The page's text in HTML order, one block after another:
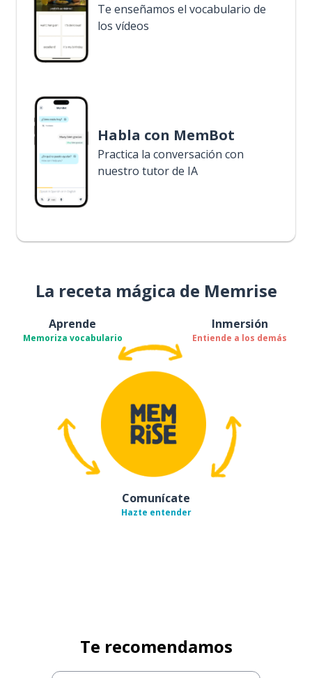
Te enseñamos el vocabulario de
los vídeos
Habla con MemBot
Practica la conversación con
nuestro tutor de IA
La receta mágica de Memrise
Aprende
Memoriza vocabulario
Inmersión
Entiende a los demás
Comunícate
Hazte entender
Te recomendamos